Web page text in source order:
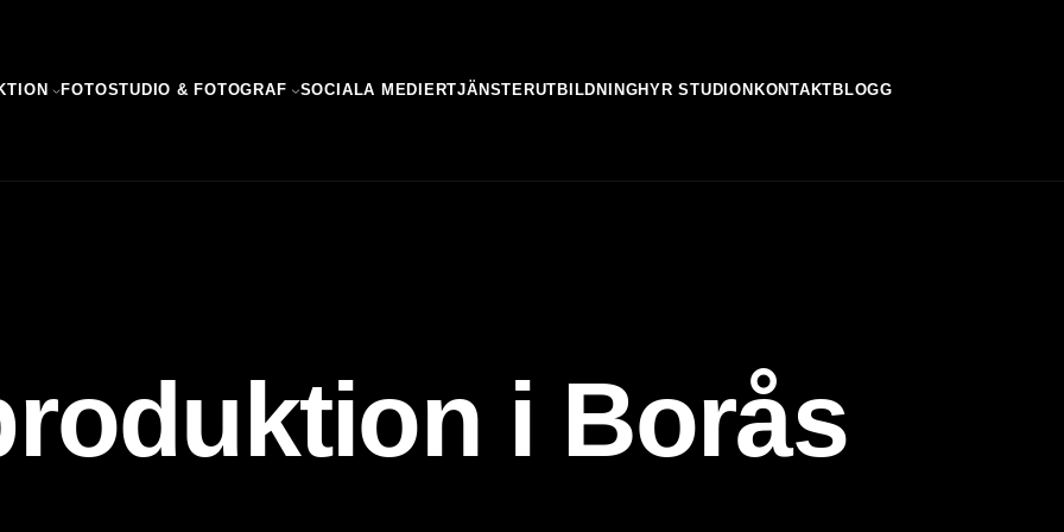
FOTOSTUDIO & FOTOGRAF SOCIALA MEDIERTJÄNSTERUTBILDNINGHYR STUDION KONTAKT BLOGG
i Borås